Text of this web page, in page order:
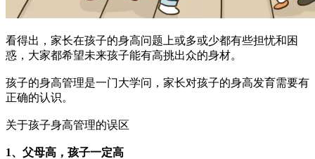
看得出，家长在孩子的身高问题上或多或少都有些担忧和困
惑，大家都希望未来孩子能有高挑出众的身材。
孩子的身高管理是一门大学问，家长对孩子的身高发育需要有
正确的认识。
关于孩子身高管理的误区
1、父母高，孩子一定高